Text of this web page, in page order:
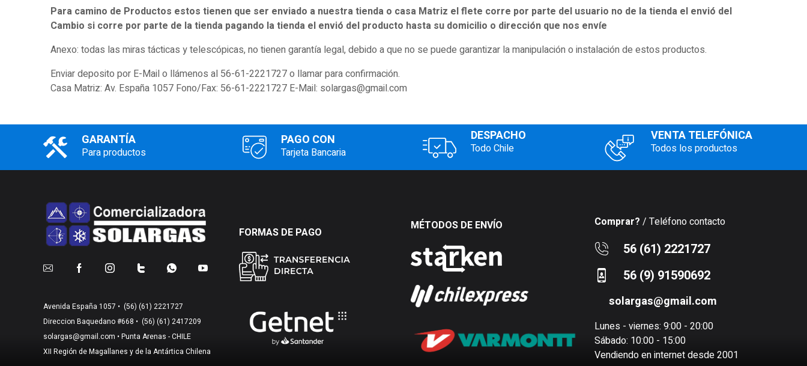
Para camino de Productos estos tienen que ser enviado a nuestra tienda o casa Matriz el flete corre por parte del usuario no de la tienda el envió del
Cambio si corre por parte de la tienda pagando la tienda el envió del producto hasta su domicilio o dirección que nos envíe
Anexo: todas las miras tácticas y telescópicas, no tienen garantía legal, debido a que no se puede garantizar la manipulación o instalación de estos productos.
Enviar deposito por E-Mail o llámenos al 56-61-2221727 o llamar para confirmación.
Casa Matriz: Av. España 1057 Fono/Fax: 56-61-2221727 E-Mail: solargas@gmail.com
GARANTÍA
Para productos
PAGO CON
Tarjeta Bancaria
DESPACHO
Todo Chile
VENTA TELEFÓNICA
Todos los productos
Avenida España 1057 • (56) (61) 2221727
Direccion Baquedano #668 • (56) (61) 2417209
solargas@gmail.com • Punta Arenas - CHILE
XII Región de Magallanes y de la Antártica Chilena
FORMAS DE PAGO MÉTODOS DE ENVÍO Comprar? / Teléfono contacto
56 (61) 2221727
56 (9) 91590692
solargas@gmail.com
Lunes - viernes: 9:00 - 20:00
Sábado: 10:00 - 15:00
Vendiendo en internet desde 2001